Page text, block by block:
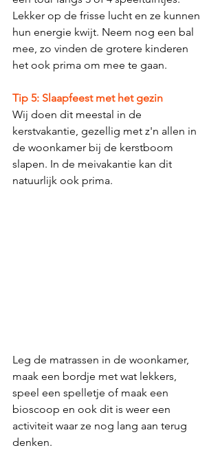
Lekker op de frisse lucht en ze kunnen
hun energie kwijt. Neem nog een bal
mee, zo vinden de grotere kinderen
het ook prima om mee te gaan.
Tip 5: Slaapfeest met het gezin
Wij doen dit meestal in de
kerstvakantie, gezellig met z'n allen in
de woonkamer bij de kerstboom
slapen. In de meivakantie kan dit
natuurlijk ook prima.
Leg de matrassen in de woonkamer,
maak een bordje met wat lekkers,
speel een spelletje of maak een
bioscoop en ook dit is weer een
activiteit waar ze nog lang aan terug
denken.